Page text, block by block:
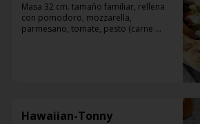
Masa 32 cm. tamaño familiar, rellena
con pomodoro, mozzarella,
parmesano, tomate, pesto (carne
Hawaiian-Tonny